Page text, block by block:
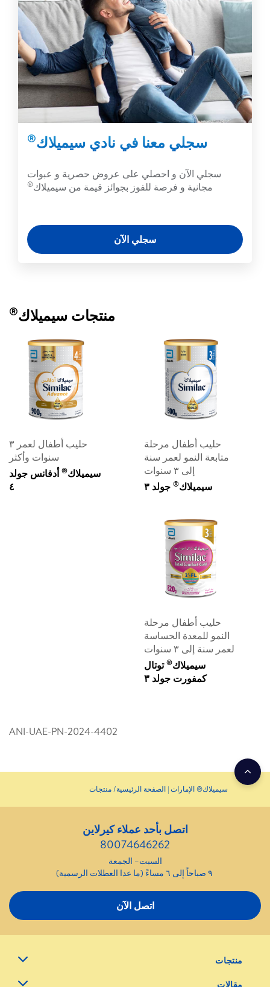
سجلي معنا في نادي سيميلاك®
سجلي الآن و احصلي على عروض حصرية و عبوات
مجانية و فرصة للفوز بجوائز قيمة من سيميلاك®
سجلي الآن
منتجات سيميلاك®
حليب أطفال مرحلة
متابعة النمو لعمر سنة
إلى ٣ سنوات
سيميلاك® جولد ٣
حليب أطفال لعمر ٣
سنوات وأكثر
سيميلاك®أدفانس جولد
٤
حليب أطفال مرحلة
النمو للمعدة الحساسة
لعمر سنة إلى ٣ سنوات
سيميلاك®توتال
كمفورت جولد ٣
ANI-UAE-PN-2024-4402
سيميلاك® الإمارات | الصفحة الرئيسية منتجات
اتصل بأحد عملاء كيرلاين
80074646262
السبت– الجمعة
اتصل الآن
منتجات